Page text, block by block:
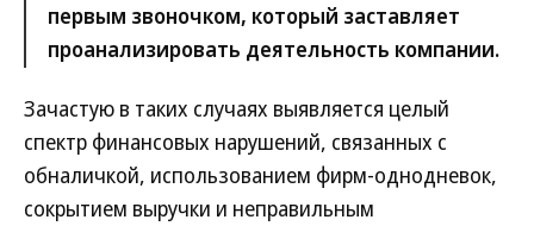
первым звоночком, который заставляет
проанализировать деятельность компании.
Зачастую в таких случаях выявляется целый
спектр финансовых нарушений, связанных с
обналичкой, использованием фирм-однодневок,
сокрытием выручки и неправильным